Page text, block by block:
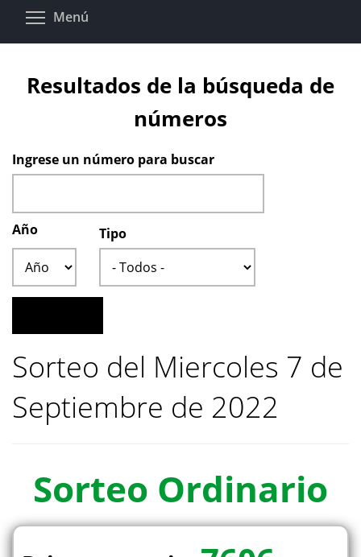
Pasar
Menú
Resultados de la búsqueda de
números
Ingrese un número para buscar
Año
Tipo
Sorteo del Miercoles 7 de
Septiembre de 2022
Sorteo Ordinario